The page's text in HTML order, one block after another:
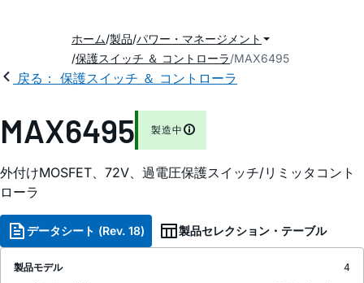
ホーム 製品 パワー・マネージメント
保護スイッチ ＆ コントローラ MAX6495
戻る： 保護スイッチ ＆ コントローラ
MAX6495 製造中
外付けMOSFET、72V、過電圧保護スイッチ/リミッタコント
ローラ
データシート (Rev. 18) 製品セレクション・テーブル
製品モデル
4